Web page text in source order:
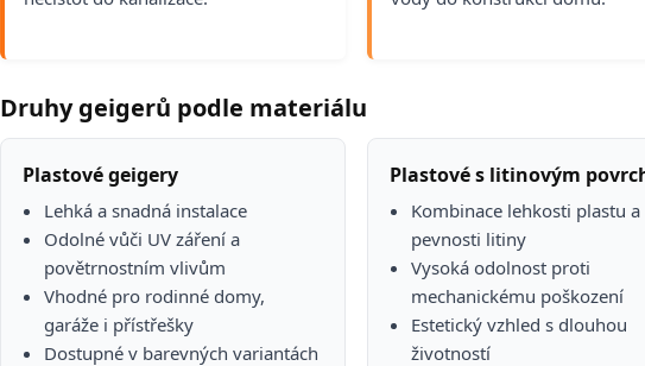
Druhy geigerů podle materiálu
Plastové geigery
Lehká a snadná instalace
Odolné vůči UV záření a
povětrnostním vlivům
Vhodné pro rodinné domy,
garáže i přístřešky
Dostupné v barevných variantách
Plastové s litinovým
Kombinace lehkosti plastu a
pevnosti litiny
Vysoká odolnost proti
mechanickému poškození
Estetický vzhled s dlouhou
životností